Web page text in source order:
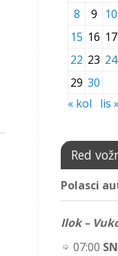
8
9 10
15 16 17
22 23 24
29 30
« kol
lis »
Red
Polasci
Ilok –
07:00 SN